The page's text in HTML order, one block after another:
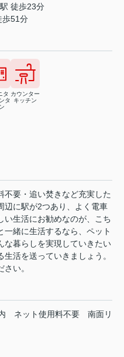
駅 徒歩23分
歩51分
タ
タ
カウンター
キッチン
不要・追い焚きなど充実した
辺に駅が2つあり、よく電車
い生活にお勧めなのが、こち
一緒に生活するなら、ペット
な暮らしを実現していきたい
活を送っていきましょう。
い。
ネット使用料不要
南面リ